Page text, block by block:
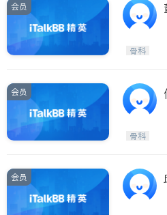
会员
骨科
会员
骨科
会员